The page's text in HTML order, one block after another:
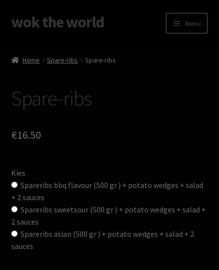
Ga
door
navigatie
Ga
direct
de
inhoud
wok the world Menu
Mijn account
Home Spare-ribs Spare-ribs
Spare-ribs
€16.50
Kies
Spareribs bbq flavour (500 gr ) + potato wedges + salad
+ 2 sauces
Spareribs sweetsour (500 gr ) + potato wedges + salad +
2 sauces
Spareribs asian (500 gr ) + potato wedges + salad + 2
sauces